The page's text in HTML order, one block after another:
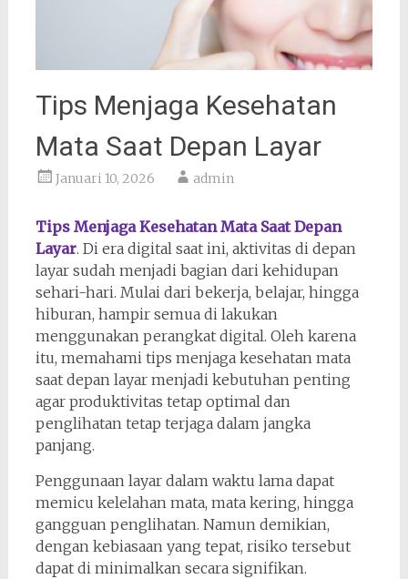
Tips Menjaga Kesehatan
Mata Saat Depan Layar
Januari 10, 2026 admin
Tips Menjaga Kesehatan Mata Saat Depan
Layar. Di era digital saat ini, aktivitas di depan
layar sudah menjadi bagian dari kehidupan
sehari-hari. Mulai dari bekerja, belajar, hingga
hiburan, hampir semua di lakukan
menggunakan perangkat digital. Oleh karena
itu, memahami tips menjaga kesehatan mata
saat depan layar menjadi kebutuhan penting
agar produktivitas tetap optimal dan
penglihatan tetap terjaga dalam jangka
panjang.
Penggunaan layar dalam waktu lama dapat
memicu kelelahan mata, mata kering, hingga
gangguan penglihatan. Namun demikian,
dengan kebiasaan yang tepat, risiko tersebut
dapat di minimalkan secara signifikan.